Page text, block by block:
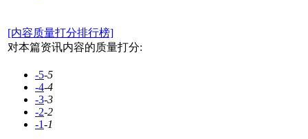
[内容质量打分排行榜]
对本篇资讯内容的质量打分:
-5-5
-4-4
-3-3
-2-2
-1-1